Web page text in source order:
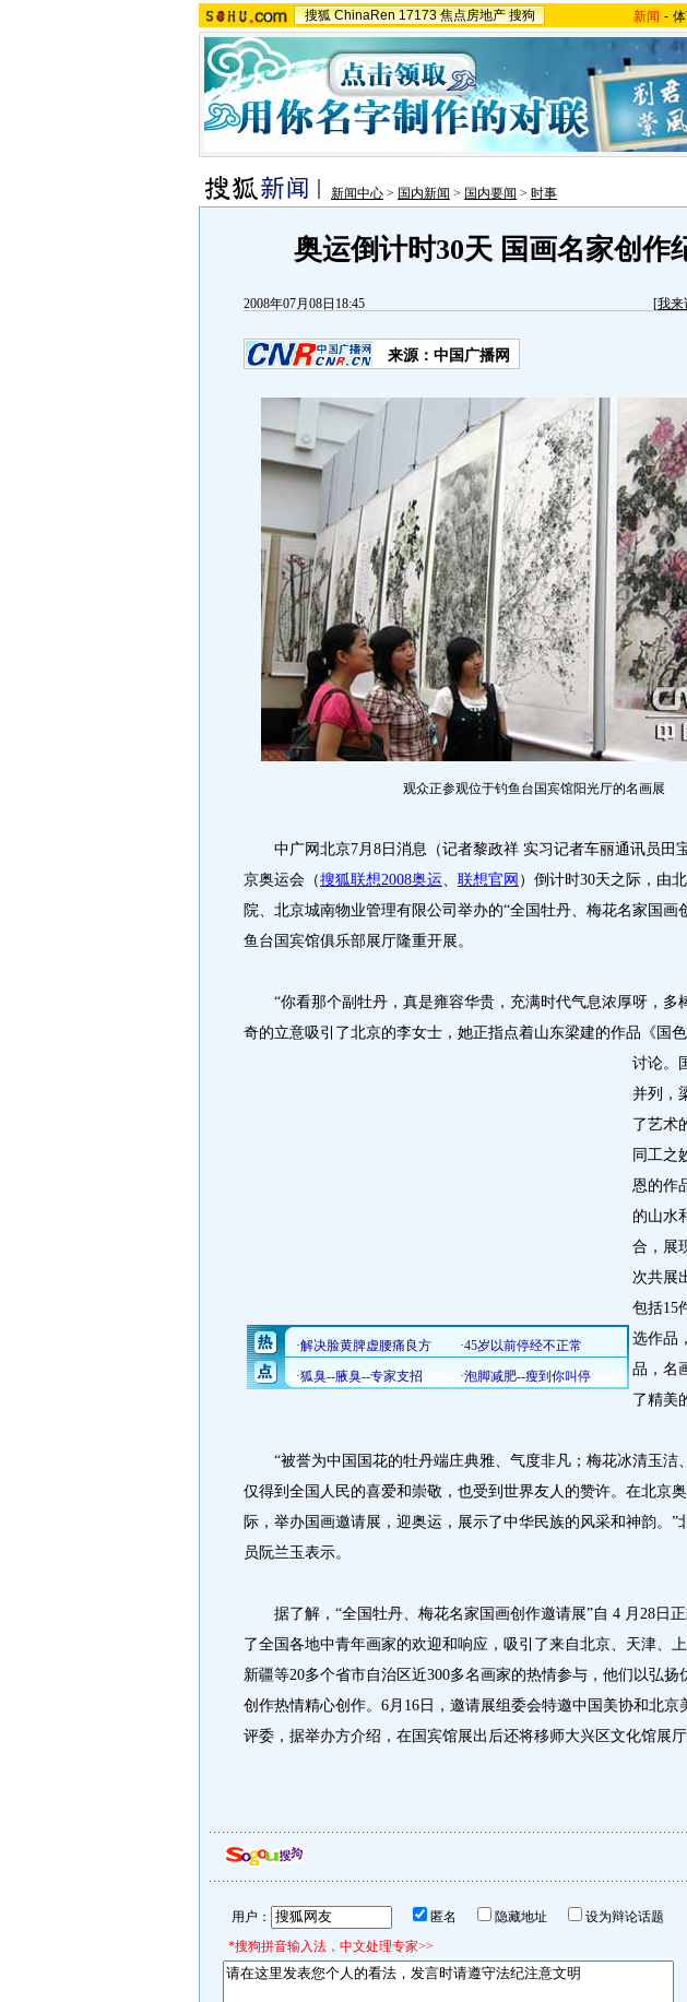
搜狐 ChinaRen 17173 焦点房地产 搜狗 新闻 -
新闻中心 > 国内新闻 > 国内要闻 > 时事
奥运倒计时30天 国画名家创作
2008年07月08日18:45 [我来
来源：中国广播网
观众正参观位于钓鱼台国宾馆阳光厅的名画展
中广网北京7月8日消息（记者黎政祥 实习记者车丽通讯员田
京奥运会（搜狐联想2008奥运、 联想官网 ）倒计时30天之际，由
院、北京城南物业管理有限公司举办的“全国牡丹、梅花名家国画
鱼台国宾馆俱乐部展厅隆重开展。
“你看那个副牡丹，真是雍容华贵，充满时代气息浓厚呀，多
奇的立意吸引了北京的李女士，她正指点着山东梁建的作品《国
讨论。
并列，
了艺术
同工之
恩的作
的山水
合，展
次共展
包括15
选作品
品，名
了精美
“被誉为中国国花的牡丹端庄典雅、气度非凡；梅花冰清玉洁
仅得到全国人民的喜爱和崇敬，也受到世界友人的赞许。在北京
际，举办国画邀请展，迎奥运，展示了中华民族的风采和神韵。”
员阮兰玉表示。
据了解，“全国牡丹、梅花名家国画创作邀请展”自 4 月28日正
了全国各地中青年画家的欢迎和响应，吸引了来自北京、天津、上
新疆等20多个省市自治区近300多名画家的热情参与，他们以弘扬
创作热情精心创作。6月16日，邀请展组委会特邀中国美协和北京
评委，据举办方介绍，在国宾馆展出后还将移师大兴区文化馆展厅
用户： 匿名 隐藏地址
设为辩论话题
*搜狗拼音输入法，中文处理专家>>